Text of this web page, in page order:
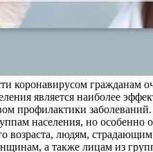
коронавирусом гражданам
является наиболее
профилактики заболеваний.
населения, но особенно
возраста, людям,
а также лицам из